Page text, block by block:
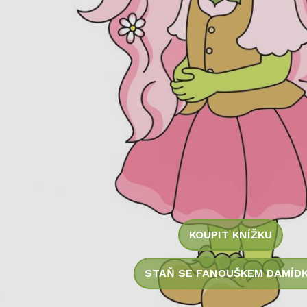
KOUPIT KNÍŽKU
STAŇ SE FANOUŠKEM